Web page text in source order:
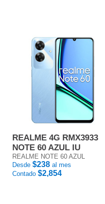
REALME 4G RMX3933
NOTE 60 AZUL IU
REALME NOTE 60 AZUL
Desde $238 al mes
Contado $2,854